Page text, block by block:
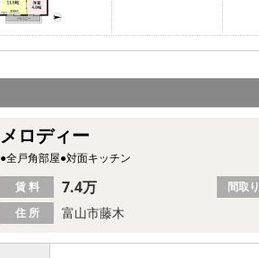
メロディー
●全戸角部屋●対面キッチン
住 所 富山市藤木
賃 料 7.4万 間取り